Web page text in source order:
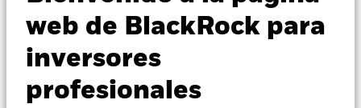
web de BlackRock para
inversores
profesionales
Perspectivas
Visión de mercado
Educación
Unconstrained Equity
Fund